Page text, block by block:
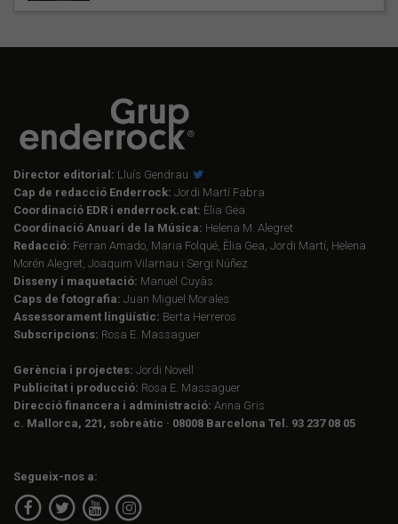
Director editorial: Lluís Gendrau
Cap de redacció Enderrock: Jordi Martí Fabra
Coordinació EDR i enderrock.cat: Èlia Gea
Coordinació Anuari de la Música: Helena M. Alegret
Redacció: Ferran Amado, Maria Folqué, Èlia Gea, Jordi Martí, Helena
Morén Alegret, Joaquim Vilarnau i Sergi Núñez
Disseny i maquetació: Manuel Cuyàs
Caps de fotografia: Juan Miguel Morales
Assessorament lingüístic: Berta Herreros
Subscripcions: Rosa E. Massaguer
Gerència i projectes: Jordi Novell
Publicitat i producció: Rosa E. Massaguer
Direcció financera i administració: Anna Gris
c. Mallorca, 221, sobreàtic · 08008 Barcelona Tel. 93 237 08 05
Segueix-nos a: